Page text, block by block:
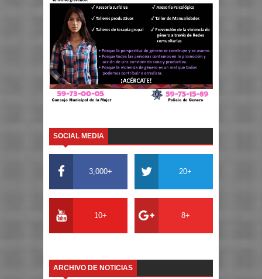
SOCIAL MEDIA
3,000+ 20+
10+ 8+
ARCHIVO DE NOTICIAS